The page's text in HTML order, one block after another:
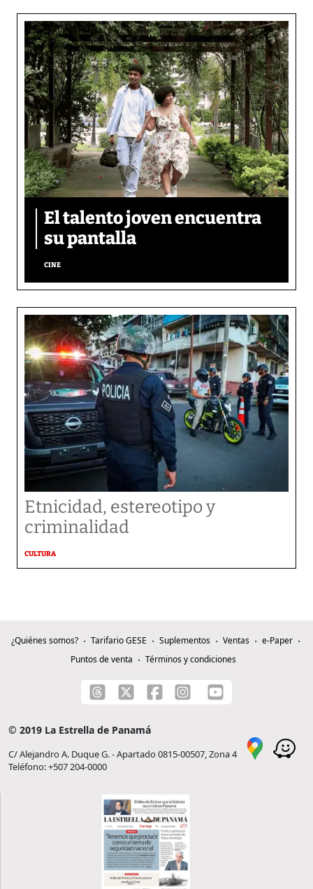
El talento joven encuentra
su pantalla​
CINE
Etnicidad, estereotipo y
criminalidad
CULTURA
¿Quiénes somos? Tarifario GESE Suplementos Ventas
e-Paper
Puntos de venta
Términos y condiciones
© 2019 La Estrella de Panamá
C/ Alejandro A. Duque G. - Apartado 0815-00507, Zona 4
Teléfono: +507 204-0000